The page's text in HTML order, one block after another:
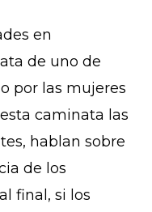
en
de uno de
por las mujeres
caminata las
hablan sobre
de los
final, si los